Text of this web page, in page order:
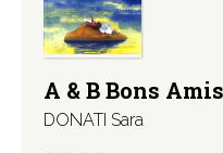
A & B Bons Amis
DONATI Sara